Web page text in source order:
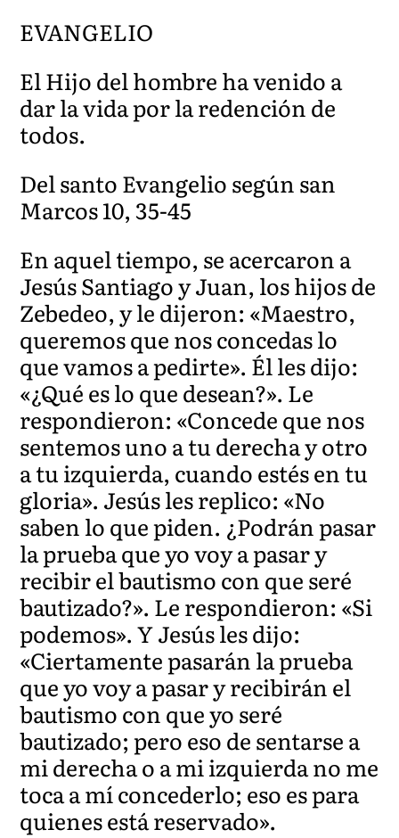
EVANGELIO
El Hijo del hombre ha venido a
dar la vida por la redención de
todos.
Del santo Evangelio según san
Marcos 10, 35-45
En aquel tiempo, se acercaron a
Jesús Santiago y Juan, los hijos de
Zebedeo, y le dijeron: «Maestro,
queremos que nos concedas lo
que vamos a pedirte». Él les dijo:
«¿Qué es lo que desean?». Le
respondieron: «Concede que nos
sentemos uno a tu derecha y otro
a tu izquierda, cuando estés en tu
gloria». Jesús les replico: «No
saben lo que piden. ¿Podrán pasar
la prueba que yo voy a pasar y
recibir el bautismo con que seré
bautizado?». Le respondieron: «Si
podemos». Y Jesús les dijo:
«Ciertamente pasarán la prueba
que yo voy a pasar y recibirán el
bautismo con que yo seré
bautizado; pero eso de sentarse a
mi derecha o a mi izquierda no me
toca a mí concederlo; eso es para
quienes está reservado».